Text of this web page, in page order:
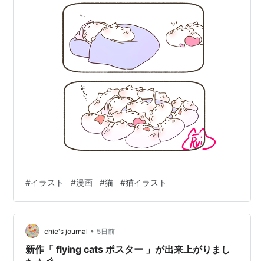
#イラスト #漫画 #猫 #猫イラスト
chie's journal • 5日前
新作「 flying cats ポスター 」が出来上がりまし